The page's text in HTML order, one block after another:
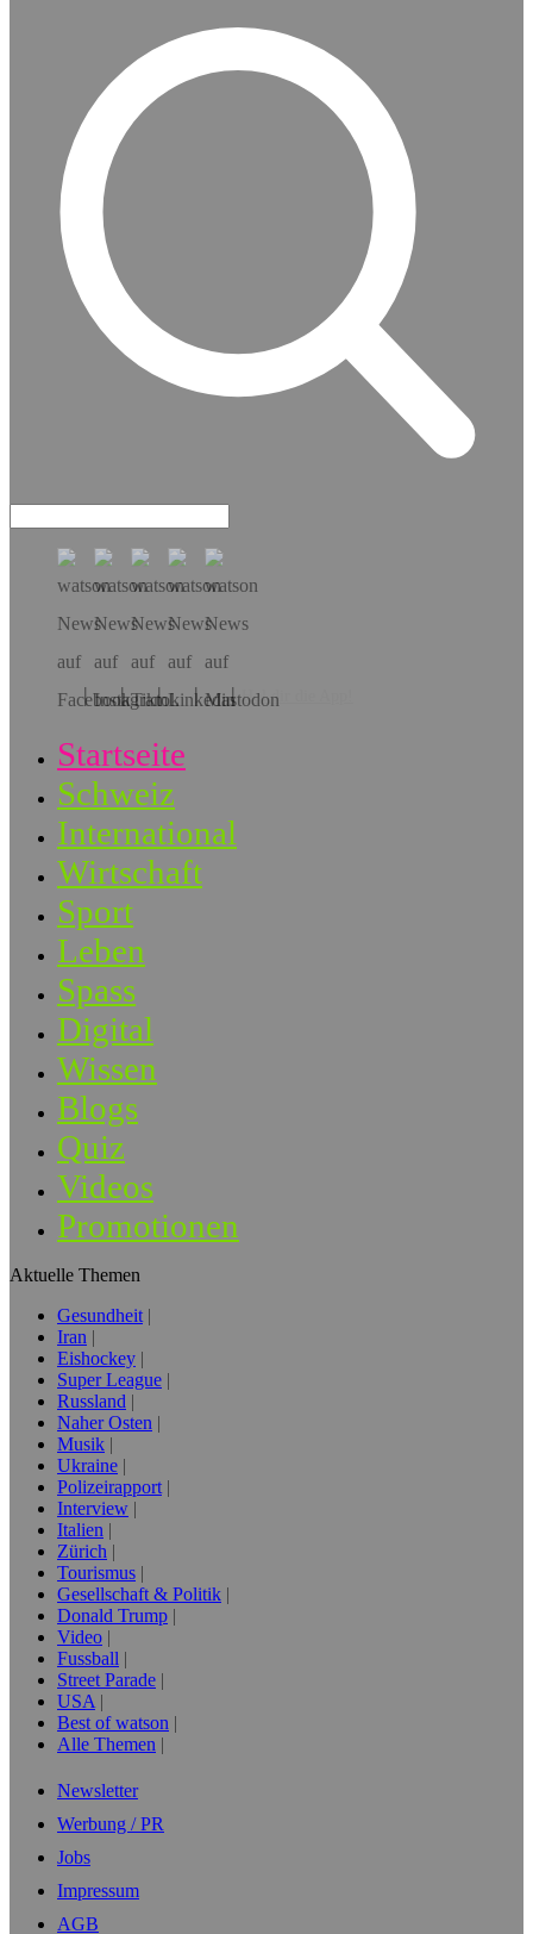
Hol dir die App!
Startseite
Schweiz
International
Wirtschaft
Sport
Leben
Spass
Digital
Wissen
Blogs
Quiz
Videos
Promotionen
Aktuelle Themen
Gesundheit
Iran
Eishockey
Super League
Russland
Naher Osten
Musik
Ukraine
Polizeirapport
Interview
Italien
Zürich
Tourismus
Gesellschaft & Politik
Donald Trump
Video
Fussball
Street Parade
USA
Best of watson
Alle Themen
Newsletter
Werbung / PR
Jobs
Impressum
AGB